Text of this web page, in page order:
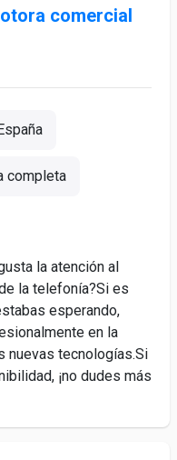
comercial
completa
la atención al
la telefonía?Si es
esperando,
en la
nuevas tecnologías.Si
¡no dudes más